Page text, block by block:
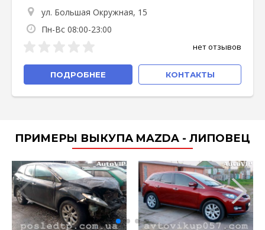
ул. Большая Окружная, 15
Пн-Вс 08:00-23:00
нет отзывов
ПОДРОБНЕЕ КОНТАКТЫ
ПРИМЕРЫ ВЫКУПА MAZDA - ЛИПОВЕЦ